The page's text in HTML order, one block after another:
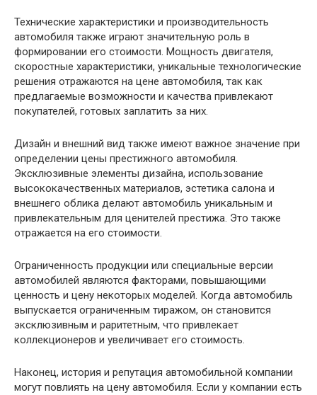
Технические характеристики и производительность
автомобиля также играют значительную роль в
формировании его стоимости. Мощность двигателя,
скоростные характеристики, уникальные технологические
решения отражаются на цене автомобиля, так как
предлагаемые возможности и качества привлекают
покупателей, готовых заплатить за них.
Дизайн и внешний вид также имеют важное значение при
определении цены престижного автомобиля.
Эксклюзивные элементы дизайна, использование
высококачественных материалов, эстетика салона и
внешнего облика делают автомобиль уникальным и
привлекательным для ценителей престижа. Это также
отражается на его стоимости.
Ограниченность продукции или специальные версии
автомобилей являются факторами, повышающими
ценность и цену некоторых моделей. Когда автомобиль
выпускается ограниченным тиражом, он становится
эксклюзивным и раритетным, что привлекает
коллекционеров и увеличивает его стоимость.
Наконец, история и репутация автомобильной компании
могут повлиять на цену автомобиля. Если у компании есть